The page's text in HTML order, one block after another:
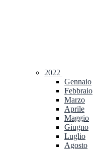
2022
Gennaio
Febbraio
Marzo
Aprile
Maggio
Giugno
Luglio
Agosto